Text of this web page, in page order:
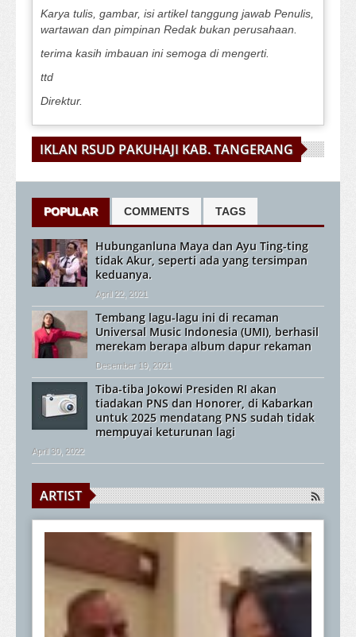
Karya tulis, gambar, isi artikel tanggung jawab Penulis,
wartawan dan pimpinan Redak bukan perusahaan.
terima kasih imbauan ini semoga di mengerti.
ttd
Direktur.
IKLAN RSUD PAKUHAJI KAB. TANGERANG
POPULAR COMMENTS TAGS
Hubunganluna Maya dan Ayu Ting-ting
tidak Akur, seperti ada yang tersimpan
keduanya.
April 22, 2021
Tembang lagu-lagu ini di recaman
Universal Music Indonesia (UMI), berhasil
merekam berapa album dapur rekaman
Desember 19, 2021
Tiba-tiba Jokowi Presiden RI akan
tiadakan PNS dan Honorer, di Kabarkan
untuk 2025 mendatang PNS sudah tidak
mempuyai keturunan lagi
April 30, 2022
ARTIST